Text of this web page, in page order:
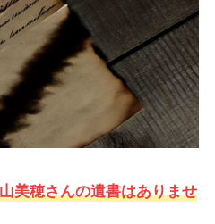
美穂さんの遺書はありませ